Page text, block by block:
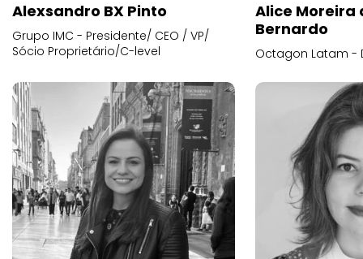
Alexsandro BX Pinto
Grupo IMC - Presidente/ CEO / VP/
Sócio Proprietário/C-level
Alice
Bernardo
Octagon Latam -